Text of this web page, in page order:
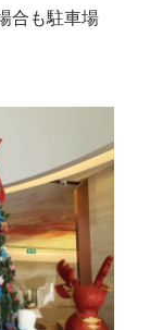
合も駐車場